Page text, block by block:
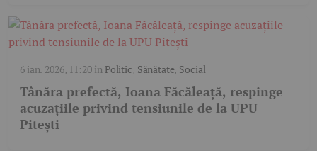
6 ian. 2026, 11:20în Politic, Sănătate, Social
Tânăra prefectă, Ioana Făcăleață, respinge
acuzațiile privind tensiunile de la UPU
Pitești